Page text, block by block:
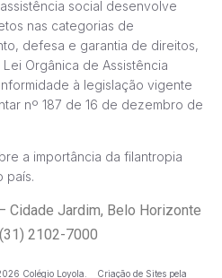
social desenvolve
nas categorias de
defesa e garantia de direitos,
Orgânica de Assistência
à legislação vigente
nº 187 de 16 de dezembro de
a importância da filantropia
país.
Cidade Jardim, Belo Horizonte
(31) 2102-7000
Colégio Loyola. Criação de Sites pela